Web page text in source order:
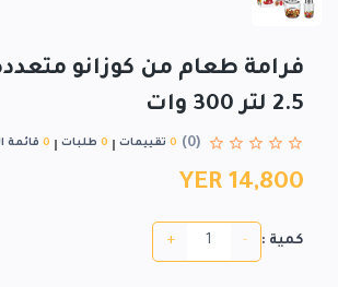
فرامة طعام من كوزانو
2.5 لتر 300 وات
(0)
0 تقييمات 0 طلبات 0 قائمة
YER 14,800
كمية : -
+